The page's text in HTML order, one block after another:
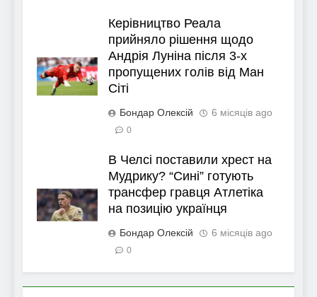
Керівництво Реала
прийняло рішення щодо
Андрія Луніна після 3-х
пропущених голів від Ман
Сіті
Бондар Олексій 6 місяців ago
0
В Челсі поставили хрест на
Мудрику? “Сині” готують
трансфер гравця Атлетіка
на позицію українця
Бондар Олексій 6 місяців ago
0